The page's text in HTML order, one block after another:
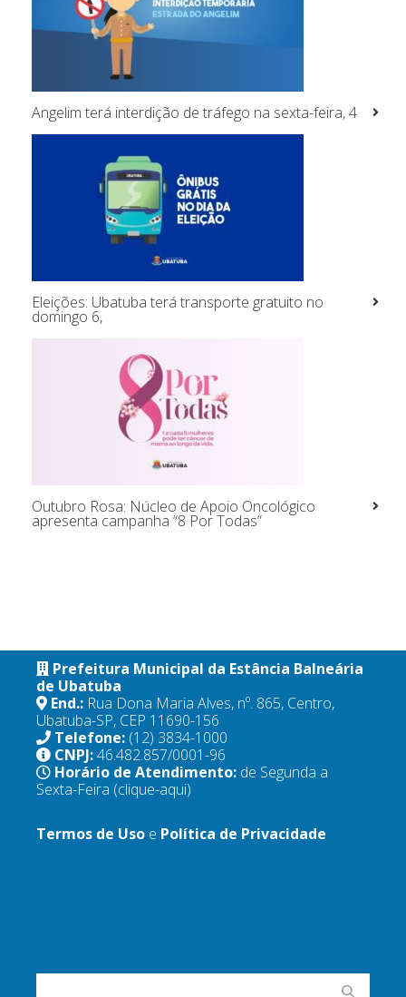
Angelim terá interdição de tráfego na sexta-feira, 4
Eleições: Ubatuba terá transporte gratuito no
domingo 6,
Outubro Rosa: Núcleo de Apoio Oncológico
apresenta campanha “8 Por Todas”
Prefeitura Municipal da Estância Balneária
de Ubatuba
End.: Rua Dona Maria Alves, nº. 865, Centro,
Ubatuba-SP, CEP 11690-156
Telefone: (12) 3834-1000
CNPJ:46.482.857/0001-96
Horário de Atendimento: de Segunda a
Sexta-Feira (clique-aqui)
Termos de Uso e Política de Privacidade